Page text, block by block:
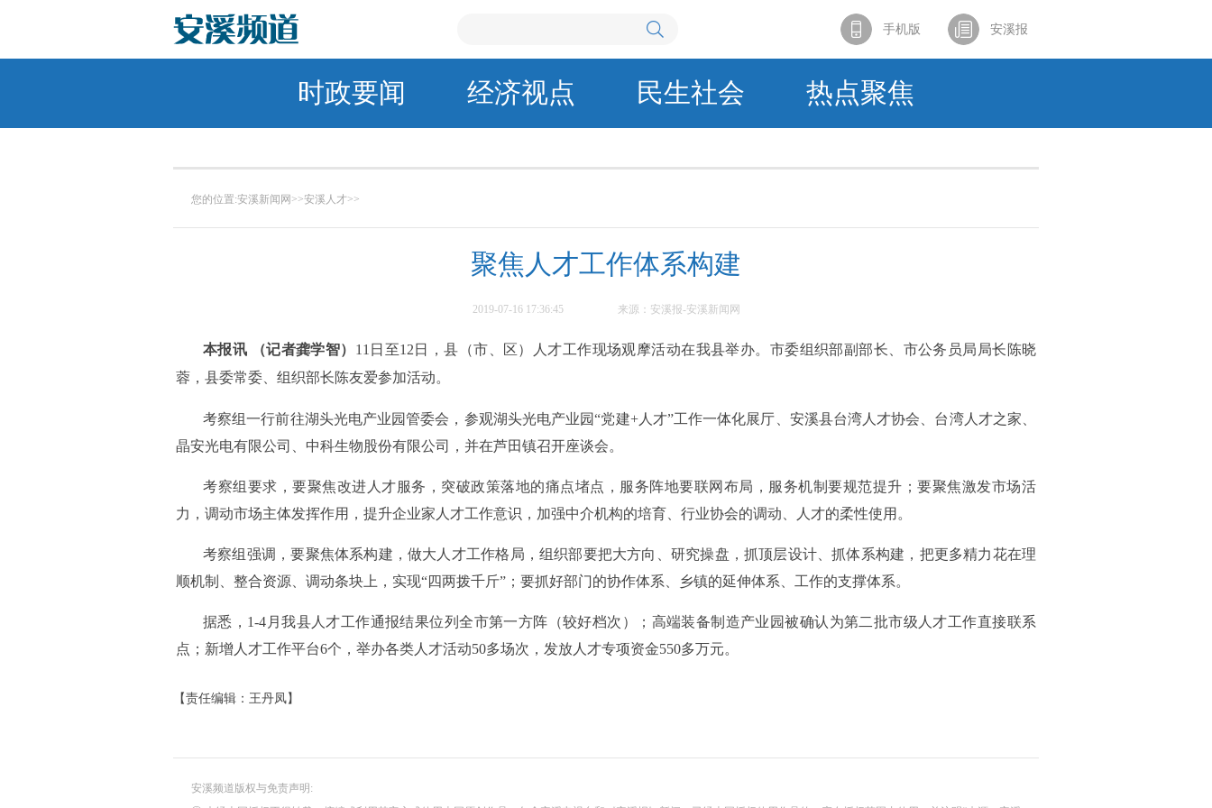
手机版 安溪报
时政要闻 经济视点 民生社会 热点聚焦
您的位置:安溪新闻网 >>安溪人才>>
聚焦人才工作体系构建
2019-07-16 17:36:45 来源：安溪报-安溪新闻网
本报讯 （记者龚学智） 11日至12日，县（市、区）人才工作现场观摩活动在我县举办。市委组织部副部长、市公务员局局长陈晓
蓉，县委常委、组织部长陈友爱参加活动。
考察组一行前往湖头光电产业园管委会，参观湖头光电产业园“党建+人才”工作一体化展厅、安溪县台湾人才协会、台湾人才之家、
晶安光电有限公司、中科生物股份有限公司，并在芦田镇召开座谈会。
考察组要求，要聚焦改进人才服务，突破政策落地的痛点堵点，服务阵地要联网布局，服务机制要规范提升；要聚焦激发市场活
力，调动市场主体发挥作用，提升企业家人才工作意识，加强中介机构的培育、行业协会的调动、人才的柔性使用。
考察组强调，要聚焦体系构建，做大人才工作格局，组织部要把大方向、研究操盘，抓顶层设计、抓体系构建，把更多精力花在理
顺机制、整合资源、调动条块上，实现“四两拨千斤”；要抓好部门的协作体系、乡镇的延伸体系、工作的支撑体系。
据悉，1-4月我县人才工作通报结果位列全市第一方阵（较好档次）；高端装备制造产业园被确认为第二批市级人才工作直接联系
点；新增人才工作平台6个，举办各类人才活动50多场次，发放人才专项资金550多万元。
【责任编辑：王丹凤】
安溪频道版权与免责声明: